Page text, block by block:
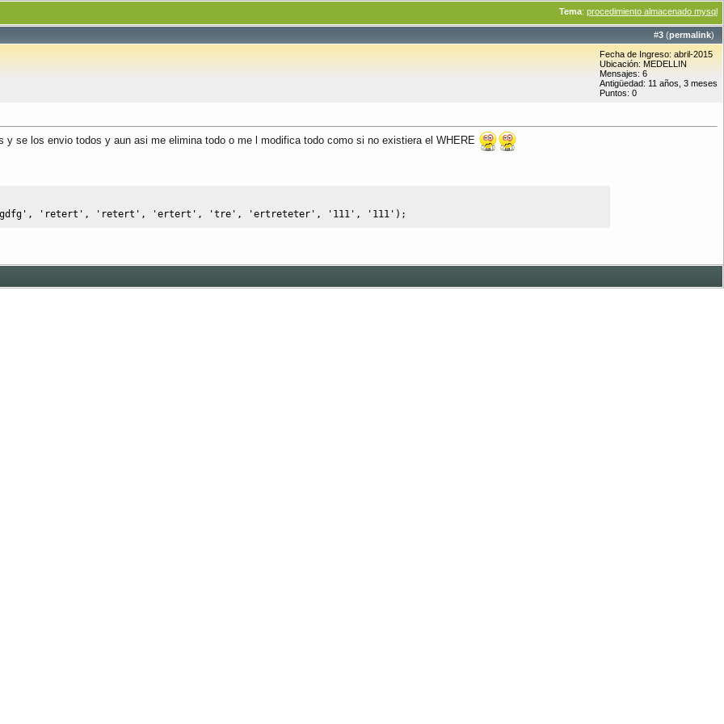
Tema: procedimiento almacenado mysql
#3 (permalink)
Fecha de Ingreso: abril-2015
Ubicación: MEDELLIN
Mensajes: 6
Antigüedad: 11 años, 3 meses
Puntos: 0
y se los envio todos y aun asi me elimina todo o me l modifica todo como si no existiera el WHERE
, 'retert' , 'retert' , 'ertert' , 'tre' , 'ertreteter' , '111' , '111' ) ;